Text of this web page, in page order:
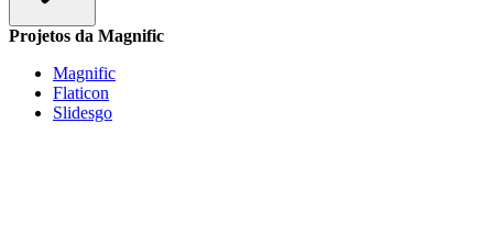
Projetos da Magnific
Magnific
Flaticon
Slidesgo